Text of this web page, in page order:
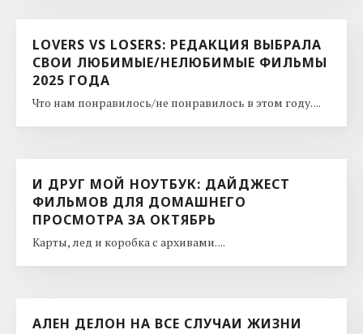
LOVERS VS LOSERS: РЕДАКЦИЯ ВЫБРАЛА
СВОИ ЛЮБИМЫЕ/НЕЛЮБИМЫЕ ФИЛЬМЫ
2025 ГОДА
Что нам понравилось/не понравилось в этом году. ...
И ДРУГ МОЙ НОУТБУК: ДАЙДЖЕСТ
ФИЛЬМОВ ДЛЯ ДОМАШНЕГО
ПРОСМОТРА ЗА ОКТЯБРЬ
Карты, лед и коробка с архивами. ...
АЛЕН ДЕЛОН НА ВСЕ СЛУЧАИ ЖИЗНИ